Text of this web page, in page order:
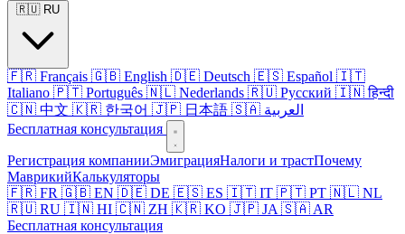
🇫🇷 Français 🇬🇧 English 🇩🇪 Deutsch 🇪🇸 Español 🇮🇹
Italiano 🇵🇹 Português 🇳🇱 Nederlands 🇷🇺 Русский 🇮🇳 हिन्दी
🇨🇳 中文 🇰🇷 한국어 🇯🇵 日本語
🇸🇦 العربية
Бесплатная консультация
Регистрация компанииЭмиграцияНалоги и трастПочему
МаврикийКалькуляторы
🇫🇷 FR 🇬🇧 EN 🇩🇪 DE 🇪🇸 ES 🇮🇹 IT 🇵🇹 PT 🇳🇱 NL
🇷🇺 RU 🇮🇳 HI 🇨🇳 ZH 🇰🇷 KO 🇯🇵 JA 🇸🇦 AR
Бесплатная консультация